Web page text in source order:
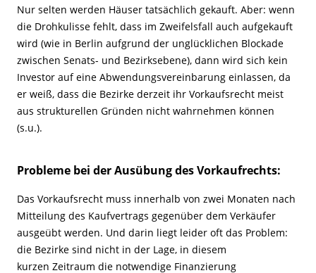
Nur selten werden Häuser tatsächlich gekauft. Aber: wenn
die Drohkulisse fehlt, dass im Zweifelsfall auch aufgekauft
wird (wie in Berlin aufgrund der unglücklichen Blockade
zwischen Senats- und Bezirksebene), dann wird sich kein
Investor auf eine Abwendungsvereinbarung einlassen, da
er weiß, dass die Bezirke derzeit ihr Vorkaufsrecht meist
aus strukturellen Gründen nicht wahrnehmen können
(s.u.).
Probleme bei der Ausübung des Vorkaufrechts:
Das Vorkaufsrecht muss innerhalb von zwei Monaten nach
Mitteilung des Kaufvertrags gegenüber dem Verkäufer
ausgeübt werden. Und darin liegt leider oft das Problem:
die Bezirke sind nicht in der Lage, in diesem
kurzen Zeitraum die notwendige Finanzierung